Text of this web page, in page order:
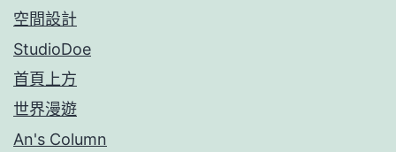
空間設計
StudioDoe
首頁上方
世界漫遊
An's Column